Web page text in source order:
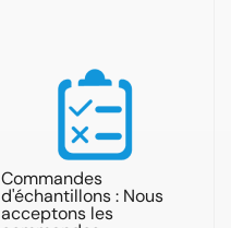
Commandes
d'échantillons : Nous
acceptons les